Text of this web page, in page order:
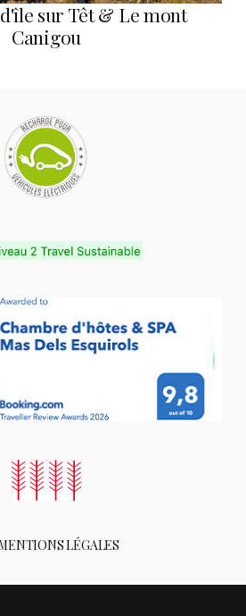
sur Têt & Le mont
Canigou
LÉGALES